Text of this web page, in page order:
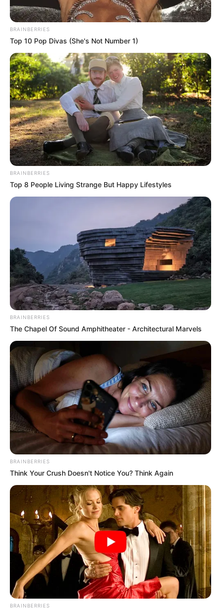
bieten wir die GPS-Daten als Wegpunkt zumDownload
im GPX-Formatan, für den Import in Navigationsgeräten
und in Google Earth. Die GPS-Daten lauten: Latitude
(entspricht dem Breitengrad) = 50.5558 und Longitude
(entspricht dem Längengrad) = 8.5020.
Der Dom von Wetzlar auf dem Stadtplan bzw. der
Landkarte von OpenStreetMap:
Lageplan alsgrößere Karte zeigen.
Deutschlandweit Veranstaltung kostenlos
eintragen:
Bilderfreigabe: Die Bilder dieser Seite dürfen unter
bestimmten Bedingungen für private und kommerzielle
Zwecke kostenlos benutzt werden. Weiteres siehe
Bilderfreigabe.
Das Wissen, das die Bauern schon seit Jahrtausenden
bei der Tier- und Pflanzenzucht anwenden, hatte
Charles Darwin 1858 der universitären Welt gelehrt. Die
mussten die Abstammungslehre ja endlich auch mal
lernen.
weitere Kalauer
Quermania folgen: Impressum & Kontakt
Smartphone Startseite
BRAINBERRIES
Top 10 Pop Divas (She's Not Number 1)
BRAINBERRIES
Top 8 People Living Strange But Happy Lifestyles
BRAINBERRIES
The Chapel Of Sound Amphitheater - Architectural Marvels
BRAINBERRIES
Think Your Crush Doesn't Notice You? Think Again
BRAINBERRIES